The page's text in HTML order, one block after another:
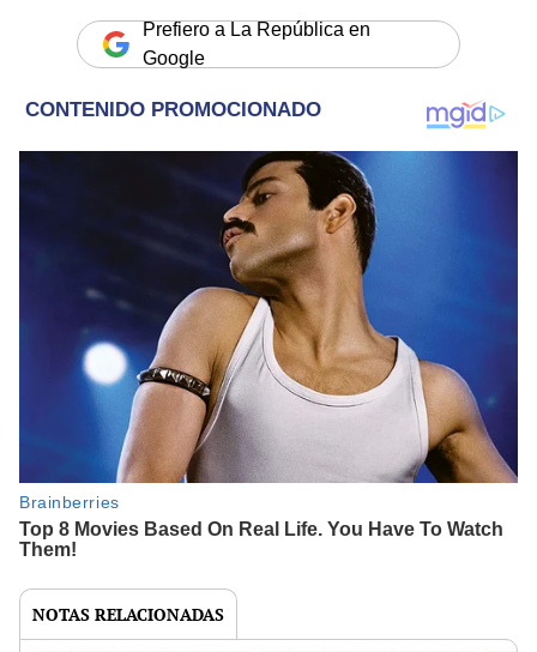
Prefiero a La República en
Google
NOTAS RELACIONADAS